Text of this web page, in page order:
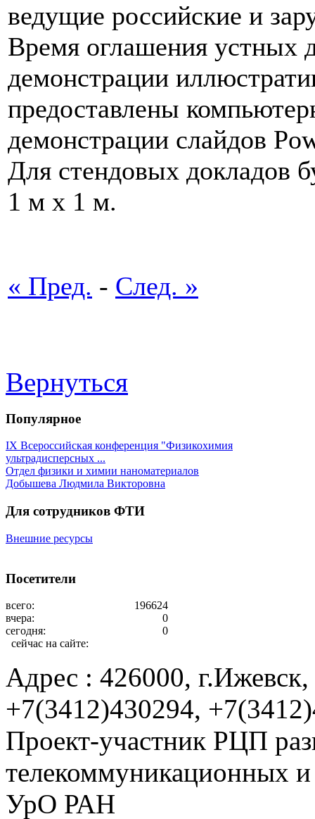
ведущие российские и
Время оглашения устных
демонстрации
предоставлены
демонстрации слайдов
Для стендовых докладов
1 м х 1 м.
« Пред. - След. »
Вернуться
Популярное
IX Всероссийская конференция "Физикохимия
ультрадисперсных ...
Отдел физики и химии наноматериалов
Добышева Людмила Викторовна
Для сотрудников ФТИ
Внешние ресурсы
Посетители
всего:
196624
вчера:
0
сегодня:
0
сейчас на сайте:
Адрес : 426000,
+7(3412)430294,
Проект-участник РЦП
телекоммуникационных
УрО РАН